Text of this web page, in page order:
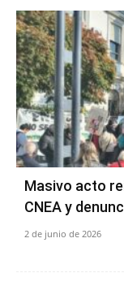
Masivo acto
CNEA y
2 de junio de 2026